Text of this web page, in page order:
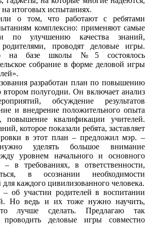
на итоговых испытаниях.
о том, что работают с ребятами
комплексно: применяют самые
по улучшению качества знаний,
проводят деловые игры.
на базе школы №5 состоялось
собрание в форме деловой игры
разработан план по повышению
втором полугодии. Он включает анализ
обсуждение результатов
и внедрение положительного опыта
квалификации учителей.
которое показали ребята, заставляет
в этот план – предложил мэр. –
уделять большое внимание
уровнем начального и основного
– в требованиях, в ответственности,
в осознании необходимости
каждого цивилизованного человека.
об участии родителей в воспитании
Но ведь и их тоже нужно научить,
лучше сделать. Предлагаю так
проводить деловые игры совместно